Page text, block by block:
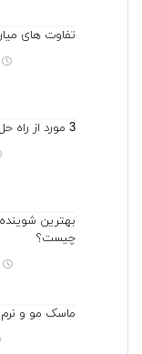
تفاوت های
3 مورد از راه حل های آسان و درمان جوش سرسیاه
بهترین
چیست؟
ماسک مو و نرم